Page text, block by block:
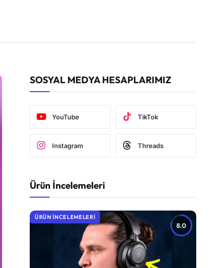
SOSYAL MEDYA HESAPLARIMIZ
YouTube TikTok
Instagram Threads
Ürün İncelemeleri
8.0
ÜRÜN İNCELEMELERI